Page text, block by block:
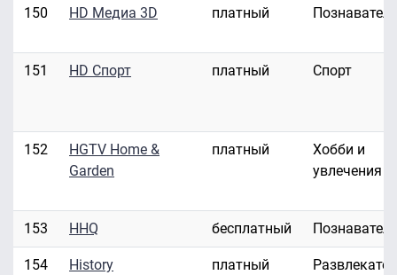
150 HD Медиа 3D платный
151 HD Спорт платный Спорт
152
HGTV Home &
Garden
платный
Хобби и
увлечения
153 HHQ бесплатный
154 History платный